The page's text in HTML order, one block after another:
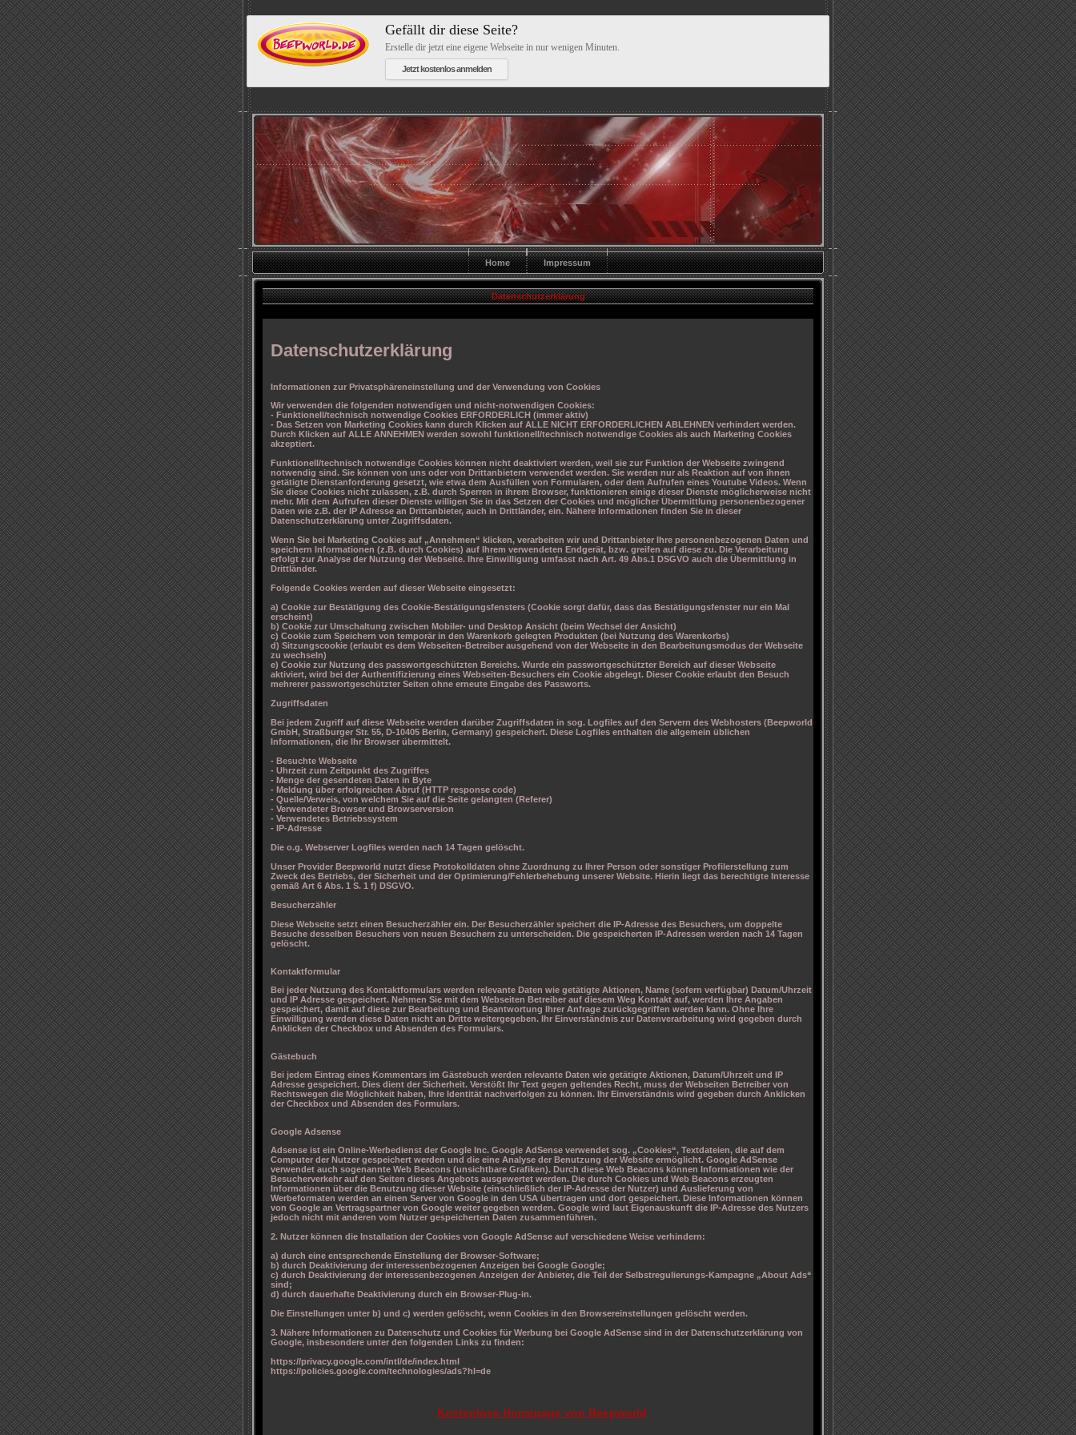
Gefällt dir diese Seite?
Erstelle dir jetzt eine eigene Webseite in nur wenigen Minuten.
Jetzt kostenlos anmelden
Home Impressum
Datenschutzerklärung
Datenschutzerklärung
Informationen zur Privatsphäreneinstellung und der Verwendung von Cookies
Wir verwenden die folgenden notwendigen und nicht-notwendigen Cookies:
- Funktionell/technisch notwendige Cookies ERFORDERLICH (immer aktiv)
- Das Setzen von Marketing Cookies kann durch Klicken auf ALLE NICHT ERFORDERLICHEN ABLEHNEN verhindert werden.
Durch Klicken auf ALLE ANNEHMEN werden sowohl funktionell/technisch notwendige Cookies als auch Marketing Cookies
akzeptiert.
Funktionell/technisch notwendige Cookies können nicht deaktiviert werden, weil sie zur Funktion der Webseite zwingend
notwendig sind. Sie können von uns oder von Drittanbietern verwendet werden. Sie werden nur als Reaktion auf von ihnen
getätigte Dienstanforderung gesetzt, wie etwa dem Ausfüllen von Formularen, oder dem Aufrufen eines Youtube Videos. Wenn
Sie diese Cookies nicht zulassen, z.B. durch Sperren in ihrem Browser, funktionieren einige dieser Dienste möglicherweise nicht
mehr. Mit dem Aufrufen dieser Dienste willigen Sie in das Setzen der Cookies und möglicher Übermittlung personenbezogener
Daten wie z.B. der IP Adresse an Drittanbieter, auch in Drittländer, ein. Nähere Informationen finden Sie in dieser
Datenschutzerklärung unter Zugriffsdaten.
Wenn Sie bei Marketing Cookies auf „Annehmen“ klicken, verarbeiten wir und Drittanbieter Ihre personenbezogenen Daten und
speichern Informationen (z.B. durch Cookies) auf Ihrem verwendeten Endgerät, bzw. greifen auf diese zu. Die Verarbeitung
erfolgt zur Analyse der Nutzung der Webseite. Ihre Einwilligung umfasst nach Art. 49 Abs.1 DSGVO auch die Übermittlung in
Drittländer.
Folgende Cookies werden auf dieser Webseite eingesetzt:
a) Cookie zur Bestätigung des Cookie-Bestätigungsfensters (Cookie sorgt dafür, dass das Bestätigungsfenster nur ein Mal
erscheint)
b) Cookie zur Umschaltung zwischen Mobiler- und Desktop Ansicht (beim Wechsel der Ansicht)
c) Cookie zum Speichern von temporär in den Warenkorb gelegten Produkten (bei Nutzung des Warenkorbs)
d) Sitzungscookie (erlaubt es dem Webseiten-Betreiber ausgehend von der Webseite in den Bearbeitungsmodus der Webseite
zu wechseln)
e) Cookie zur Nutzung des passwortgeschützten Bereichs. Wurde ein passwortgeschützter Bereich auf dieser Webseite
aktiviert, wird bei der Authentifizierung eines Webseiten-Besuchers ein Cookie abgelegt. Dieser Cookie erlaubt den Besuch
mehrerer passwortgeschützter Seiten ohne erneute Eingabe des Passworts.
Zugriffsdaten
Bei jedem Zugriff auf diese Webseite werden darüber Zugriffsdaten in sog. Logfiles auf den Servern des Webhosters (Beepworld
GmbH, Straßburger Str. 55, D-10405 Berlin, Germany) gespeichert. Diese Logfiles enthalten die allgemein üblichen
Informationen, die Ihr Browser übermittelt.
- Besuchte Webseite
- Uhrzeit zum Zeitpunkt des Zugriffes
- Menge der gesendeten Daten in Byte
- Meldung über erfolgreichen Abruf (HTTP response code)
- Quelle/Verweis, von welchem Sie auf die Seite gelangten (Referer)
- Verwendeter Browser und Browserversion
- Verwendetes Betriebssystem
- IP-Adresse
Die o.g. Webserver Logfiles werden nach 14 Tagen gelöscht.
Unser Provider Beepworld nutzt diese Protokolldaten ohne Zuordnung zu Ihrer Person oder sonstiger Profilerstellung zum
Zweck des Betriebs, der Sicherheit und der Optimierung/Fehlerbehebung unserer Website. Hierin liegt das berechtigte Interesse
gemäß Art 6 Abs. 1 S. 1 f) DSGVO.
Besucherzähler
Diese Webseite setzt einen Besucherzähler ein. Der Besucherzähler speichert die IP-Adresse des Besuchers, um doppelte
Besuche desselben Besuchers von neuen Besuchern zu unterscheiden. Die gespeicherten IP-Adressen werden nach 14 Tagen
gelöscht.
Kontaktformular
Bei jeder Nutzung des Kontaktformulars werden relevante Daten wie getätigte Aktionen, Name (sofern verfügbar) Datum/Uhrzeit
und IP Adresse gespeichert. Nehmen Sie mit dem Webseiten Betreiber auf diesem Weg Kontakt auf, werden Ihre Angaben
gespeichert, damit auf diese zur Bearbeitung und Beantwortung Ihrer Anfrage zurückgegriffen werden kann. Ohne Ihre
Einwilligung werden diese Daten nicht an Dritte weitergegeben. Ihr Einverständnis zur Datenverarbeitung wird gegeben durch
Anklicken der Checkbox und Absenden des Formulars.
Gästebuch
Bei jedem Eintrag eines Kommentars im Gästebuch werden relevante Daten wie getätigte Aktionen, Datum/Uhrzeit und IP
Adresse gespeichert. Dies dient der Sicherheit. Verstößt Ihr Text gegen geltendes Recht, muss der Webseiten Betreiber von
Rechtswegen die Möglichkeit haben, Ihre Identität nachverfolgen zu können. Ihr Einverständnis wird gegeben durch Anklicken
der Checkbox und Absenden des Formulars.
Google Adsense
Adsense ist ein Online-Werbedienst der Google Inc. Google AdSense verwendet sog. „Cookies“, Textdateien, die auf dem
Computer der Nutzer gespeichert werden und die eine Analyse der Benutzung der Website ermöglicht. Google AdSense
verwendet auch sogenannte Web Beacons (unsichtbare Grafiken). Durch diese Web Beacons können Informationen wie der
Besucherverkehr auf den Seiten dieses Angebots ausgewertet werden. Die durch Cookies und Web Beacons erzeugten
Informationen über die Benutzung dieser Website (einschließlich der IP-Adresse der Nutzer) und Auslieferung von
Werbeformaten werden an einen Server von Google in den USA übertragen und dort gespeichert. Diese Informationen können
von Google an Vertragspartner von Google weiter gegeben werden. Google wird laut Eigenauskunft die IP-Adresse des Nutzers
jedoch nicht mit anderen vom Nutzer gespeicherten Daten zusammenführen.
2. Nutzer können die Installation der Cookies von Google AdSense auf verschiedene Weise verhindern:
a) durch eine entsprechende Einstellung der Browser-Software;
b) durch Deaktivierung der interessenbezogenen Anzeigen bei Google Google;
c) durch Deaktivierung der interessenbezogenen Anzeigen der Anbieter, die Teil der Selbstregulierungs-Kampagne „About Ads“
sind;
d) durch dauerhafte Deaktivierung durch ein Browser-Plug-in.
Die Einstellungen unter b) und c) werden gelöscht, wenn Cookies in den Browsereinstellungen gelöscht werden.
3. Nähere Informationen zu Datenschutz und Cookies für Werbung bei Google AdSense sind in der Datenschutzerklärung von
Google, insbesondere unter den folgenden Links zu finden:
https://privacy.google.com/intl/de/index.html
https://policies.google.com/technologies/ads?hl=de
Kostenlose Homepage von Beepworld